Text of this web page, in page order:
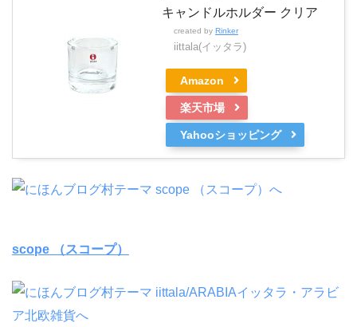
キャンドルホルダー クリア
created by Rinker
iittala(イッタラ)
Amazon
楽天市場
Yahooショッピング
scope （スコープ）